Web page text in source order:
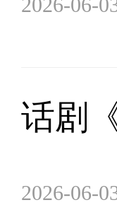
话剧
2026-06-